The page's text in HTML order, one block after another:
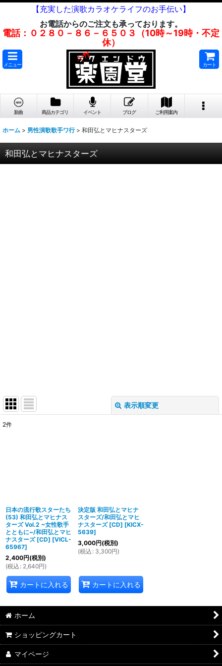
【充実した演歌カラオケライフのお手伝い】
お電話からのご注文も承っております。
電話：０２８０－８６－６５０３（10時～19時・不定
休）
メニュー カート
新曲 商品カテゴリ イベント ブログ ご利用案内
ホーム > 男性演歌歌手ワ行 > 和田弘とマヒナスターズ
和田弘とマヒナスターズ
表示順変更
2件
日本の流行歌スターたち
(53) 和田弘とマヒナス
ターズ Vol.2 ~女性歌手
とともに~/和田弘とマヒ
ナスターズ [CD] [VICL-
65967]
2,400円(税別)
(税込 : 2,640円)
カートに入れる
決定版 和田弘とマヒナ
スターズ/和田弘とマヒ
ナスターズ [CD] [KICX-
5639]
3,000円(税別)
(税込 : 3,300円)
カートに入れる
ホーム
ショッピングカート
マイページ